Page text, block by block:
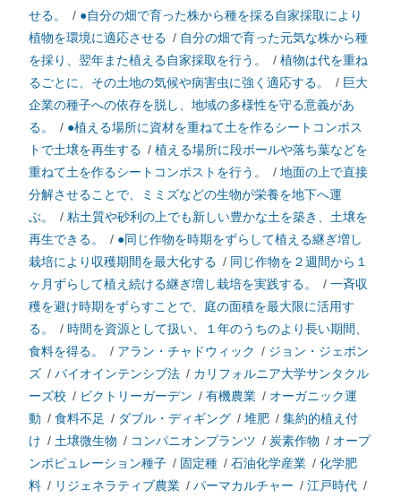
せる。
/ ●自分の畑で育った株から種を採る自家採取により
植物を環境に適応させる / 自分の畑で育った元気な株から種
を採り、翌年また植える自家採取を行う。
/ 植物は代を重ね
るごとに、その土地の気候や病害虫に強く適応する。
/ 巨大
企業の種子への依存を脱し、地域の多様性を守る意義があ
る。
/ ●植える場所に資材を重ねて土を作るシートコンポス
トで土壌を再生する / 植える場所に段ボールや落ち葉などを
重ねて土を作るシートコンポストを行う。
/ 地面の上で直接
分解させることで、ミミズなどの生物が栄養を地下へ運
ぶ。
/ 粘土質や砂利の上でも新しい豊かな土を築き、土壌を
再生できる。
/ ●同じ作物を時期をずらして植える継ぎ増し
栽培により収穫期間を最大化する / 同じ作物を２週間から１
ヶ月ずらして植え続ける継ぎ増し栽培を実践する。
/ 一斉収
穫を避け時期をずらすことで、庭の面積を最大限に活用す
る。
/ 時間を資源として扱い、１年のうちのより長い期間、
食料を得る。
/ アラン・チャドウィック / ジョン・ジェボン
ズ / バイオインテンシブ法 / カリフォルニア大学サンタクル
ーズ校 / ビクトリーガーデン / 有機農業 / オーガニック運
動 / 食料不足 / ダブル・ディギング / 堆肥 / 集約的植え付
け / 土壌微生物 / コンパニオンプランツ / 炭素作物 / オープ
ンポピュレーション種子 / 固定種 / 石油化学産業 / 化学肥
料 / リジェネラティブ農業 / パーマカルチャー / 江戸時代 /